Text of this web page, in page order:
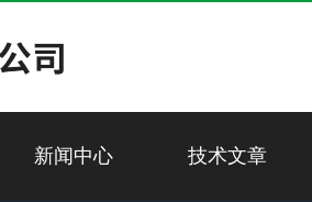
新闻中心 技术文章